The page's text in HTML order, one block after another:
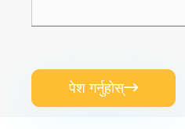
पेश गर्नुहोस्